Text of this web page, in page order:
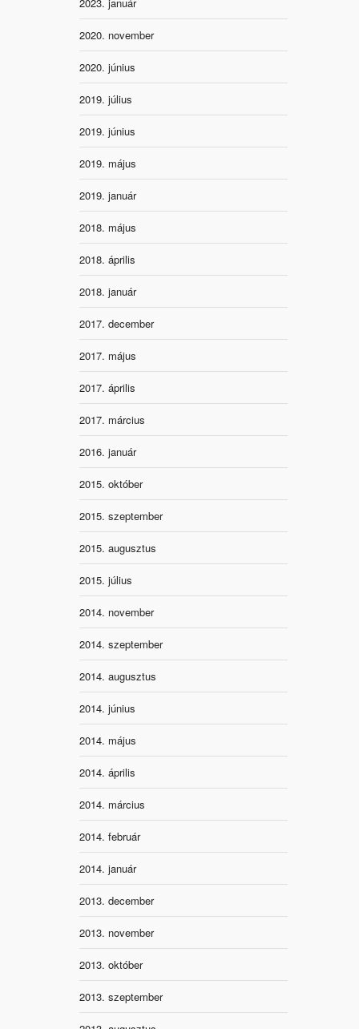
2020. november
2020. június
2019. július
2019. június
2019. május
2019. január
2018. május
2018. április
2018. január
2017. december
2017. május
2017. április
2017. március
2016. január
2015. október
2015. szeptember
2015. augusztus
2015. július
2014. november
2014. szeptember
2014. augusztus
2014. június
2014. május
2014. április
2014. március
2014. február
2014. január
2013. december
2013. november
2013. október
2013. szeptember